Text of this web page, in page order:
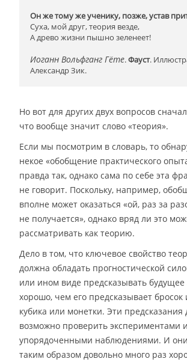
Он же тому же ученику, позже, устав
Суха, мой друг, теория везде,
А древо жизни пышно зеленеет!
Иоганн Вольфганг Гёте.Фауст.
Александр Зик.
Но вот для других двух вопросов
что вообще значит слово «теория».
Если мы посмотрим в словарь, то
некое «обобщение практического
правда так, однако сама по себе эта
не говорит. Поскольку, например,
вполне может оказаться «ой, раз за
не получается», однако вряд ли это
рассматривать как теорию.
Дело в том, что ключевое свойство
должна обладать прогностической
или ином виде предсказывать будущее
хорошо, чем его предсказывает бросок
кубика или монетки. Эти
возможно проверить экспериментами
упорядоченными наблюдениями. И
таким образом довольно много раз